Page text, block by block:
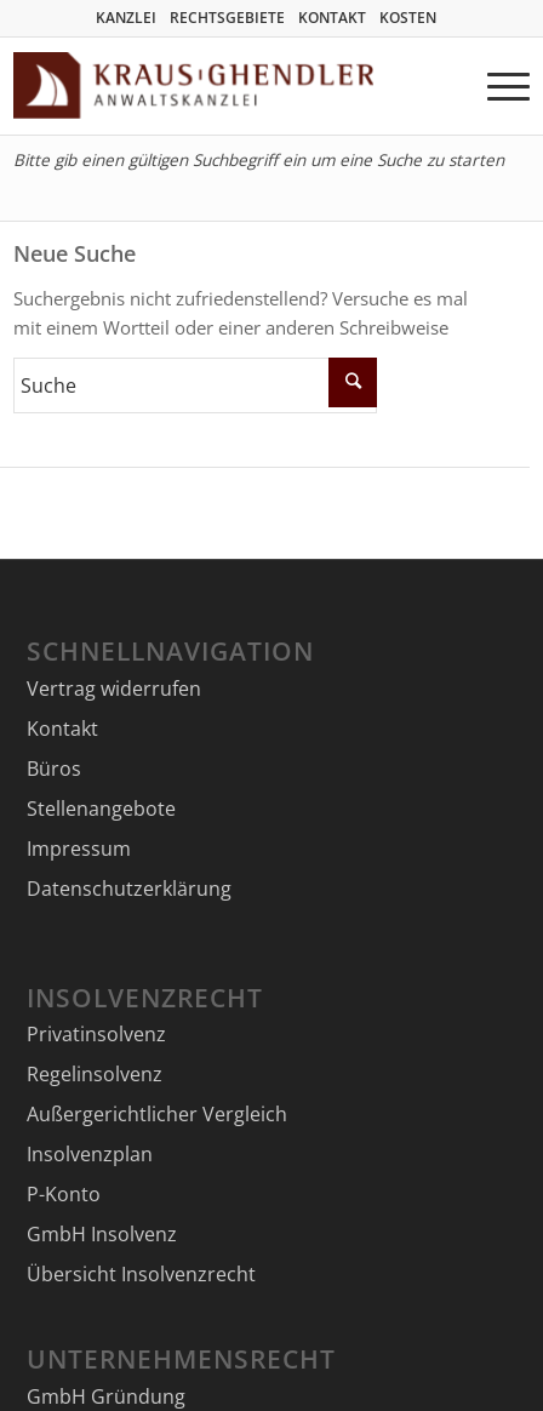
KANZLEI RECHTSGEBIETE KONTAKT KOSTEN
Bitte gib einen gültigen Suchbegriff ein um eine Suche zu starten
Neue Suche
Suchergebnis nicht zufriedenstellend? Versuche es mal
mit einem Wortteil oder einer anderen Schreibweise
SCHNELLNAVIGATION
Vertrag widerrufen
Kontakt
Büros
Stellenangebote
Impressum
Datenschutzerklärung
INSOLVENZRECHT
Privatinsolvenz
Regelinsolvenz
Außergerichtlicher Vergleich
Insolvenzplan
P-Konto
GmbH Insolvenz
Übersicht Insolvenzrecht
UNTERNEHMENSRECHT
GmbH Gründung